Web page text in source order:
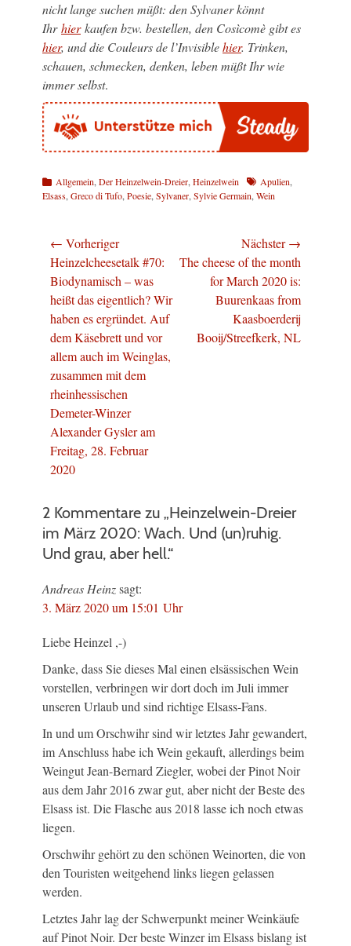
nicht lange suchen müßt: den Sylvaner könnt
Ihrhierkaufen bzw. bestellen, den Cosìcomè gibt es
hier, und die Couleurs de l’Invisiblehier. Trinken,
schauen, schmecken, denken, leben müßt Ihr wie
immer selbst.
Kategorien
Allgemein Der Heinzelwein-Dreier Heinzelwein Schlagworte
Apulien
Elsass Greco di Tufo Poesie Sylvaner Sylvie Germain Wein
Beitragsnavigation
← Vorheriger
Vorheriger
Beitrag:
Heinzelcheesetalk #70:
Biodynamisch – was
heißt das eigentlich? Wir
haben es ergründet. Auf
dem Käsebrett und vor
allem auch im Weinglas,
zusammen mit dem
rheinhessischen
Demeter-Winzer
Alexander Gysler am
Freitag, 28. Februar
2020
Nächster →
Nächster
Beitrag:
The cheese of the month
for March 2020 is:
Buurenkaas from
Kaasboerderij
Booij/Streefkerk, NL
2 Kommentare zu „Heinzelwein-Dreier
im März 2020: Wach. Und (un)ruhig.
Und grau, aber hell.“
Andreas Heinzsagt:
3. März 2020 um 15:01 Uhr
Liebe Heinzel ,-)
Danke, dass Sie dieses Mal einen elsässischen Wein
vorstellen, verbringen wir dort doch im Juli immer
unseren Urlaub und sind richtige Elsass-Fans.
In und um Orschwihr sind wir letztes Jahr gewandert,
im Anschluss habe ich Wein gekauft, allerdings beim
Weingut Jean-Bernard Ziegler, wobei der Pinot Noir
aus dem Jahr 2016 zwar gut, aber nicht der Beste des
Elsass ist. Die Flasche aus 2018 lasse ich noch etwas
liegen.
Orschwihr gehört zu den schönen Weinorten, die von
den Touristen weitgehend links liegen gelassen
werden.
Letztes Jahr lag der Schwerpunkt meiner Weinkäufe
auf Pinot Noir. Der beste Winzer im Elsass bislang ist